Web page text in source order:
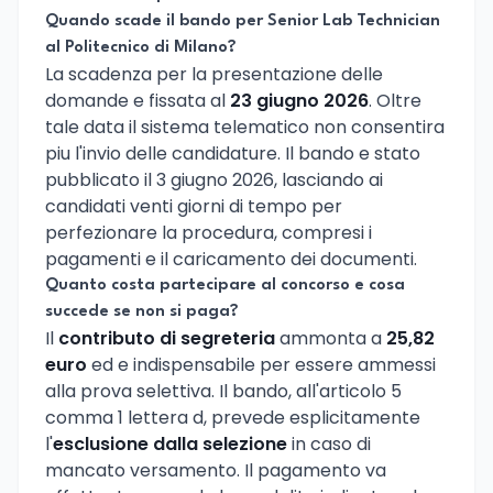
Quando scade il bando per Senior Lab Technician
al Politecnico di Milano?
La scadenza per la presentazione delle
domande e fissata al 23 giugno 2026. Oltre
tale data il sistema telematico non consentira
piu l'invio delle candidature. Il bando e stato
pubblicato il 3 giugno 2026, lasciando ai
candidati venti giorni di tempo per
perfezionare la procedura, compresi i
pagamenti e il caricamento dei documenti.
Quanto costa partecipare al concorso e cosa
succede se non si paga?
Il contributo di segreteriaammonta a 25,82
euro ed e indispensabile per essere ammessi
alla prova selettiva. Il bando, all'articolo 5
comma 1 lettera d, prevede esplicitamente
l'esclusione dalla selezionein caso di
mancato versamento. Il pagamento va